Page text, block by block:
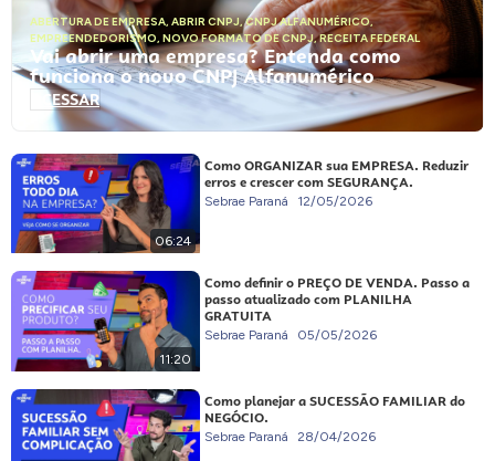
ABERTURA DE EMPRESA, ABRIR CNPJ,CNPJ ALFANUMÉRICO,
EMPREENDEDORISMO, NOVO FORMATO DE CNPJ,RECEITA FEDERAL
Vai abrir uma empresa? Entenda como
funciona o novo CNPJ Alfanumérico
ACESSAR
06:24
Como ORGANIZAR sua EMPRESA. Reduzir
erros e crescer com SEGURANÇA.
Sebrae Paraná 12/05/2026
11:20
Como definir o PREÇO DE VENDA. Passo a
passo atualizado com PLANILHA
GRATUITA
Sebrae Paraná 05/05/2026
Como planejar a SUCESSÃO FAMILIAR do
NEGÓCIO.
Sebrae Paraná 28/04/2026